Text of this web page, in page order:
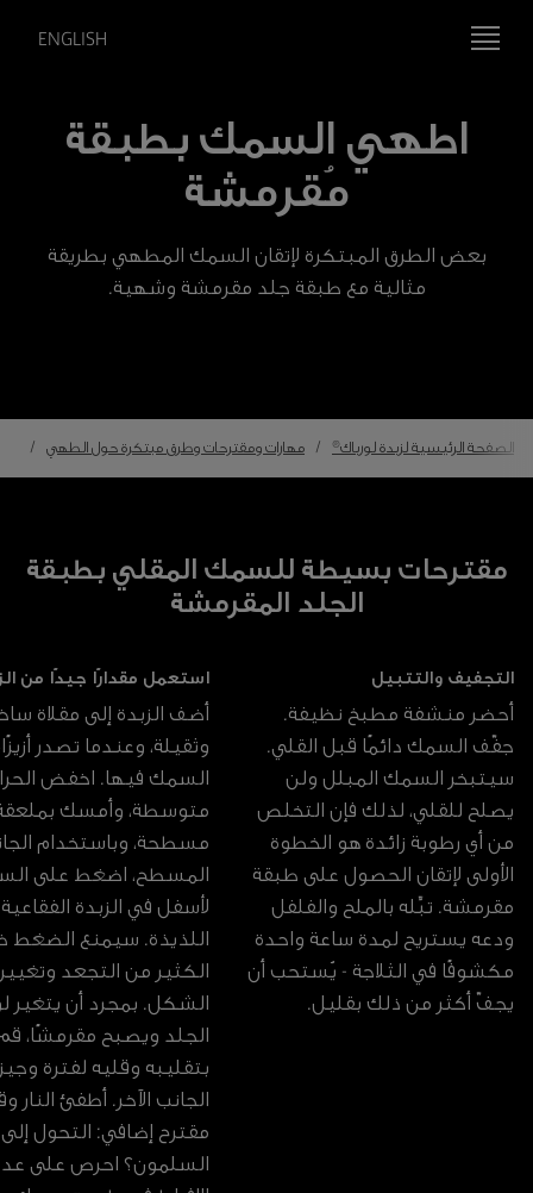
ENGLISH
اطهي السمك بطبقة
مُقرمشة
بعض الطرق المبتكرة لإتقان السمك المطهي بطريقة
مثالية مع طبقة جلد مقرمشة وشهية.
الصفحة الرئيسية لزبدة لورباك® مهارات ومقترحات وطرق مبتكرة حول الطهي
مقترحات بسيطة للسمك المقلي بطبقة
الجلد المقرمشة
التجفيف والتتبيل
أحضر منشفة مطبخ نظيفة.
جفّف السمك دائمًا قبل القلي.
سيتبخر السمك المبلل ولن
يصلح للقلي، لذلك فإن التخلص
من أي رطوبة زائدة هو الخطوة
الأولى لإتقان الحصول على طبقة
مقرمشة. تبِّله بالملح والفلفل
ودعه يستريح لمدة ساعة واحدة
مكشوفًا في الثلاجة - يُستحب أن
يجفّ أكثر من ذلك بقليل.
استعمل مقدارًا جيدًا من
أضف الزبدة إلى مقلاة
وثقيلة، وعندما تصدر
السمك فيها. اخفض
متوسطة، وأمسك
مسطحة، وباستخدام
المسطح، اضغط على
لأسفل في الزبدة الفقاعية
اللذيذة. سيمنع الضغط
الكثير من التجعد وتغيير
الشكل. بمجرد أن يتغير
الجلد ويصبح مقرمشًا،
بتقليبه وقليه لفترة
الجانب الآخر. أطفئ النار
مقترح إضافي: التحول
السلمون؟ احرص على